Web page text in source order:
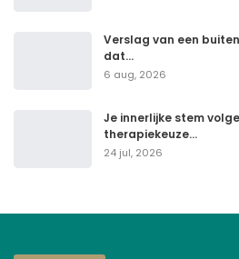
Verslag van een
dat…
6 aug, 2026
Je innerlijke stem
therapiekeuze…
24 jul, 2026